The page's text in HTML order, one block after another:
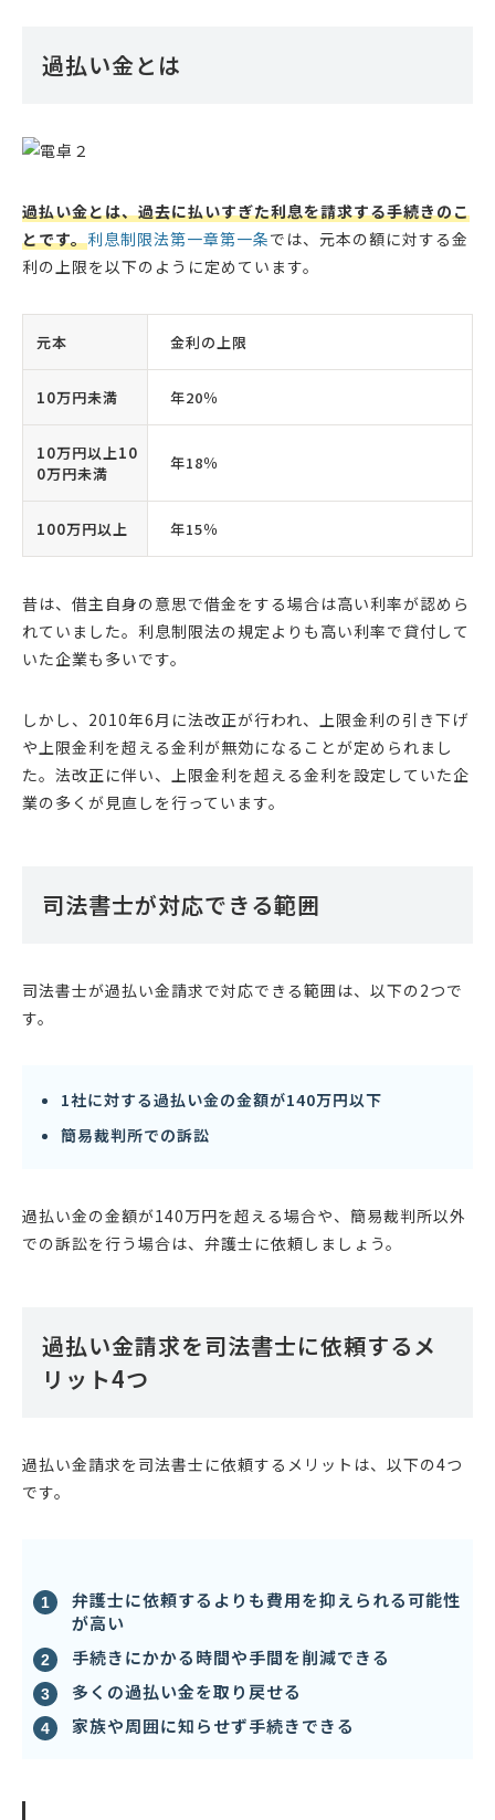
過払い金とは
過払い金とは、過去に払いすぎた利息を請求する手続きのこ
とです。利息制限法第一章第一条では、元本の額に対する金
利の上限を以下のように定めています。
元本 金利の上限
10万円未満 年20％
10万円以上10
0万円未満
年18％
100万円以上 年15％
昔は、借主自身の意思で借金をする場合は高い利率が認めら
れていました。利息制限法の規定よりも高い利率で貸付して
いた企業も多いです。
しかし、2010年6月に法改正が行われ、上限金利の引き下げ
や上限金利を超える金利が無効になることが定められまし
た。法改正に伴い、上限金利を超える金利を設定していた企
業の多くが見直しを行っています。
司法書士が対応できる範囲
司法書士が過払い金請求で対応できる範囲は、以下の2つで
す。
1社に対する過払い金の金額が140万円以下
簡易裁判所での訴訟
過払い金の金額が140万円を超える場合や、簡易裁判所以外
での訴訟を行う場合は、弁護士に依頼しましょう。
過払い金請求を司法書士に依頼するメ
リット4つ
過払い金請求を司法書士に依頼するメリットは、以下の4つ
です。
弁護士に依頼するよりも費用を抑えられる可能性
が高い
手続きにかかる時間や手間を削減できる
多くの過払い金を取り戻せる
家族や周囲に知らせず手続きできる